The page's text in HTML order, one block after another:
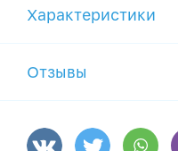
Характеристики
Отзывы